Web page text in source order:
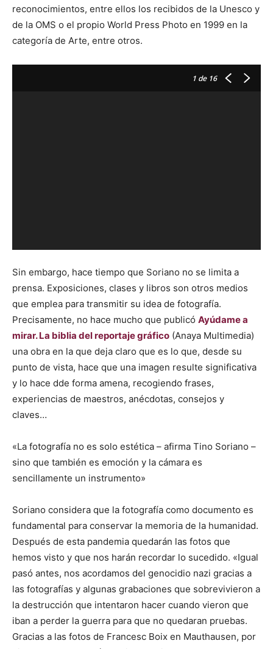
reconocimientos, entre ellos los recibidos de la Unesco y
de la OMS o el propio World Press Photo en 1999 en la
categoría de Arte, entre otros.
1 de 16
Sin embargo, hace tiempo que Soriano no se limita a
prensa. Exposiciones, clases y libros son otros medios
que emplea para transmitir su idea de fotografía.
Precisamente, no hace mucho que publicó Ayúdame a
mirar. La biblia del reportaje gráfico (Anaya Multimedia)
una obra en la que deja claro que es lo que, desde su
punto de vista, hace que una imagen resulte significativa
y lo hace dde forma amena, recogiendo frases,
experiencias de maestros, anécdotas, consejos y
claves…
«La fotografía no es solo estética – afirma Tino Soriano –
sino que también es emoción y la cámara es
sencillamente un instrumento»
Soriano considera que la fotografía como documento es
fundamental para conservar la memoria de la humanidad.
Después de esta pandemia quedarán las fotos que
hemos visto y que nos harán recordar lo sucedido. «Igual
pasó antes, nos acordamos del genocidio nazi gracias a
las fotografías y algunas grabaciones que sobrevivieron a
la destrucción que intentaron hacer cuando vieron que
iban a perder la guerra para que no quedaran pruebas.
Gracias a las fotos de Francesc Boix en Mauthausen, por